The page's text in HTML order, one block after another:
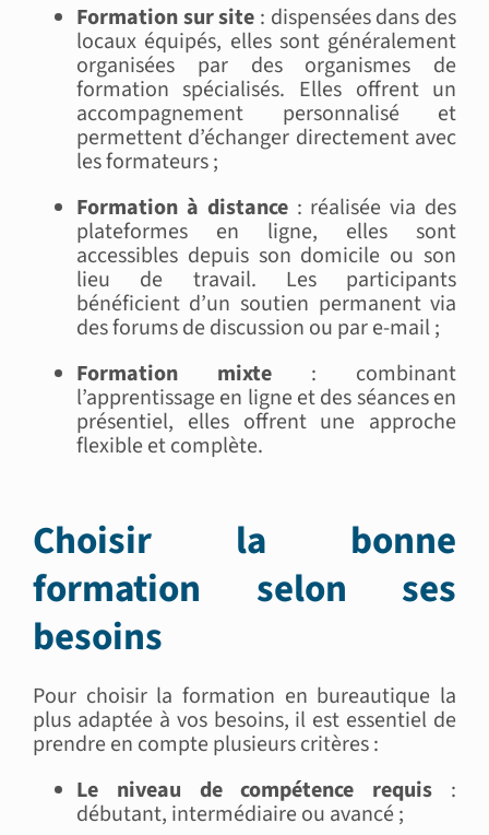
Formation sur site : dispensées dans des
locaux équipés, elles sont généralement
organisées par des organismes de
formation spécialisés. Elles offrent un
accompagnement personnalisé et
permettent d’échanger directement avec
les formateurs ;
Formation à distance: réalisée via des
plateformes en ligne, elles sont
accessibles depuis son domicile ou son
lieu de travail. Les participants
bénéficient d’un soutien permanent via
des forums de discussion ou par e-mail ;
Formation mixte : combinant
l’apprentissage en ligne et des séances en
présentiel, elles offrent une approche
flexible et complète.
Choisir la bonne
formation selon ses
besoins
Pour choisir la formation en bureautique la
plus adaptée à vos besoins, il est essentiel de
prendre en compte plusieurs critères :
Le niveau de compétence requis :
débutant, intermédiaire ou avancé ;